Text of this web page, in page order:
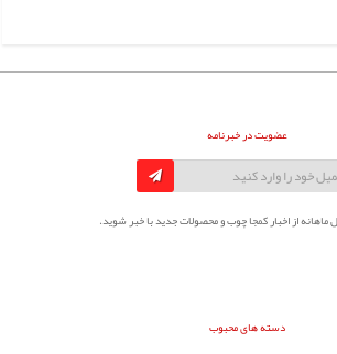
عضویت در خبرنامه
ماهانه از اخبار کمجا چوب و محصولات جدید با خبر شوید.
دسته های محبوب